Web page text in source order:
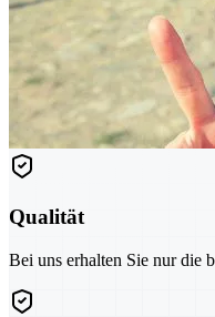
Qualität
Bei uns erhalten Sie nur die